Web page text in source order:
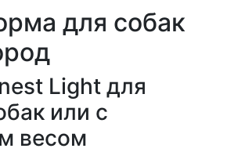
для собак
Light для
или с
весом